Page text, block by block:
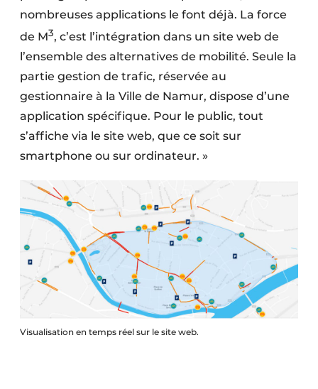
nombreuses applications le font déjà. La force
de M3, c’est l’intégration dans un site web de
l’ensemble des alternatives de mobilité. Seule la
partie gestion de trafic, réservée au
gestionnaire à la Ville de Namur, dispose d’une
application spécifique. Pour le public, tout
s’affiche via le site web, que ce soit sur
smartphone ou sur ordinateur. »
Visualisation en temps réel sur le site web.